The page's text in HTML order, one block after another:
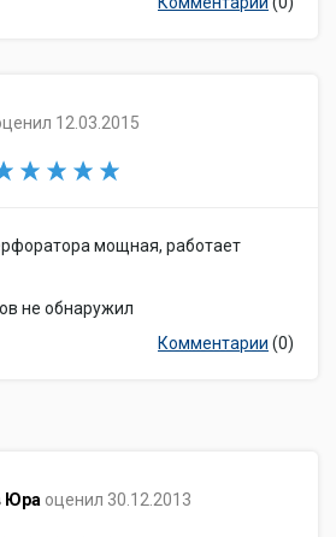
12.03.2015
мощная, работает
не обнаружил
Комментарии (0)
Юра оценил 30.12.2013